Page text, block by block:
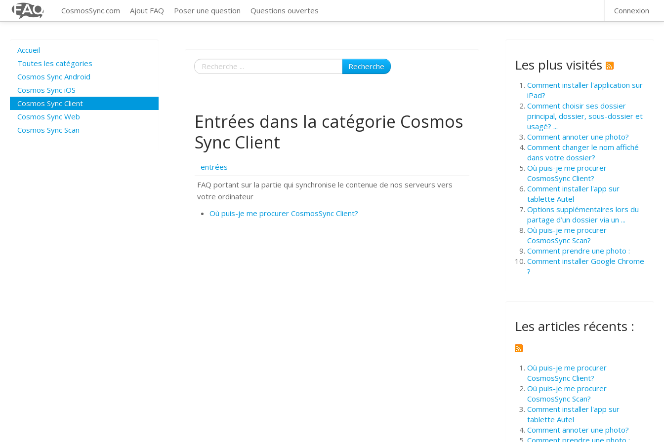
CosmosSync.com Ajout FAQ Poser une question Questions ouvertes Connexion
Accueil
Toutes les catégories
Cosmos Sync Android
Cosmos Sync iOS
Cosmos Sync Client
Cosmos Sync Web
Cosmos Sync Scan
Recherche
Entrées dans la catégorie Cosmos
Sync Client
entrées
FAQ portant sur la partie qui synchronise le contenue de nos serveurs vers
votre ordinateur
Où puis-je me procurer CosmosSync Client?
Les plus visités
Comment installer l'application sur
iPad?
Comment choisir ses dossier
principal, dossier, sous-dossier et
usagé? ...
Comment annoter une photo?
Comment changer le nom affiché
dans votre dossier?
Où puis-je me procurer
CosmosSync Client?
Comment installer l'app sur
tablette Autel
Options supplémentaires lors du
partage d’un dossier via un ...
Où puis-je me procurer
CosmosSync Scan?
Comment prendre une photo :
Comment installer Google Chrome
?
Les articles récents :
Où puis-je me procurer
CosmosSync Client?
Où puis-je me procurer
CosmosSync Scan?
Comment installer l'app sur
tablette Autel
Comment annoter une photo?
Comment prendre une photo :